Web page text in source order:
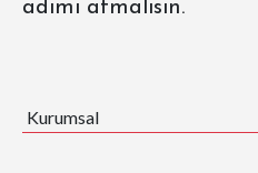
adımı atmalısın.
Kurumsal